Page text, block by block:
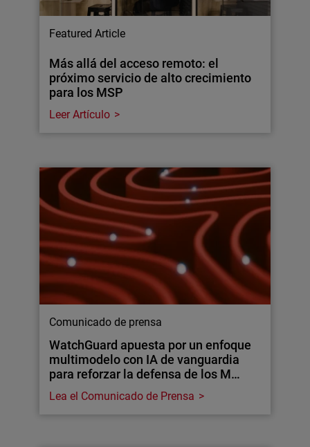
Featured Article
Más allá del acceso remoto: el
próximo servicio de alto crecimiento
para los MSP
Leer Artículo
Comunicado de prensa
WatchGuard apuesta por un enfoque
multimodelo con IA de vanguardia
para reforzar la defensa de los M…
Lea el Comunicado de Prensa